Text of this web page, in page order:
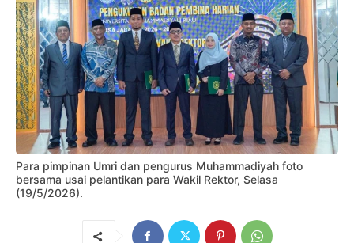
Para pimpinan Umri dan pengurus Muhammadiyah foto
bersama usai pelantikan para Wakil Rektor, Selasa
(19/5/2026).